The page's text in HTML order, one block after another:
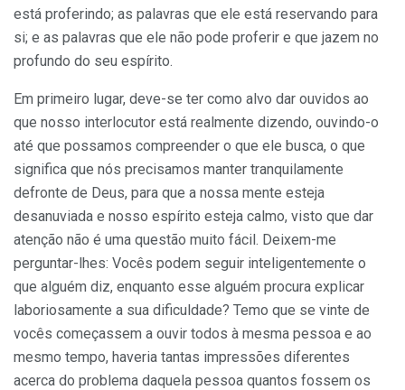
está proferindo; as pa­lavras que ele está reservando para
si; e as palavras que ele não pode proferir e que jazem no
profundo do seu espírito.
Em primeiro lugar, deve-se ter como alvo dar ou­vidos ao
que nosso interlocutor está realmente dizendo, ouvindo-o
até que possamos compreender o que ele busca, o que
significa que nós precisamos manter tranquilamente
defronte de Deus, para que a nossa mente esteja
desanuviada e nosso espírito esteja calmo, visto que dar
atenção não é uma questão muito fácil. Deixem-me
perguntar-lhes: Vocês podem seguir inteli­gentemente o
que alguém diz, enquanto esse alguém procura explicar
laboriosamente a sua dificuldade? Temo que se vinte de
vocês começassem a ouvir todos à mesma pessoa e ao
mesmo tempo, haveria tantas impressões diferentes
acerca do problema daquela pessoa quantos fossem os